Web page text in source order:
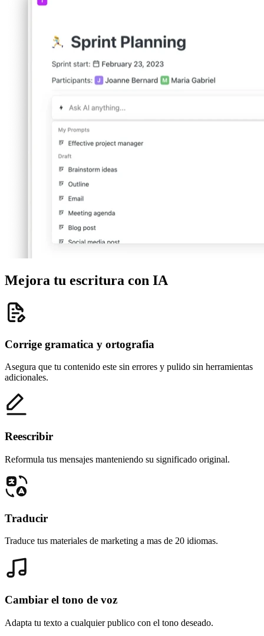
Mejora tu escritura con IA
Corrige gramatica y ortografia
Asegura que tu contenido este sin errores y pulido sin herramientas
adicionales.
Reescribir
Reformula tus mensajes manteniendo su significado original.
Traducir
Traduce tus materiales de marketing a mas de 20 idiomas.
Cambiar el tono de voz
Adapta tu texto a cualquier publico con el tono deseado.